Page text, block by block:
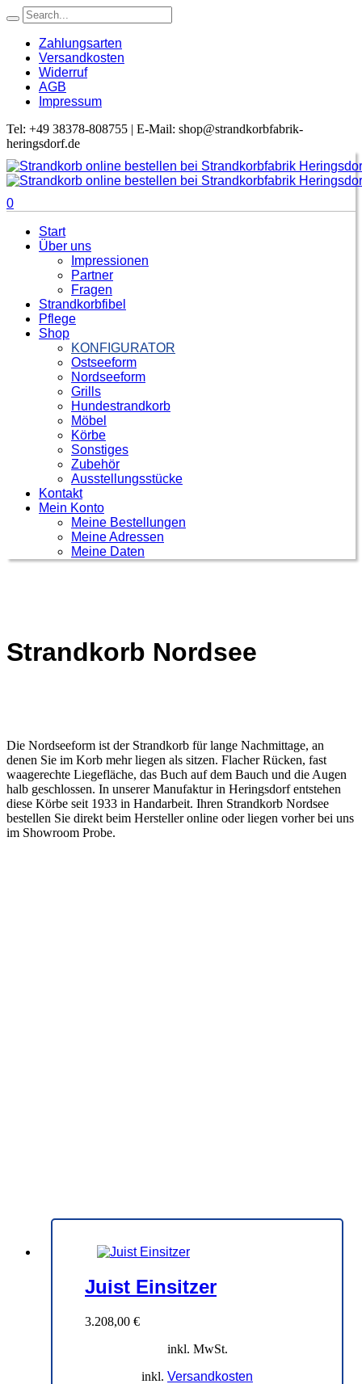
Zahlungsarten
Versandkosten
Widerruf
AGB
Impressum
Tel: +49 38378-808755 | E-Mail: shop@strandkorbfabrik-
heringsdorf.de
0
Start
Über uns
Impressionen
Partner
Fragen
Strandkorbfibel
Pflege
Shop
KONFIGURATOR
Ostseeform
Nordseeform
Grills
Hundestrandkorb
Möbel
Körbe
Sonstiges
Zubehör
Ausstellungsstücke
Kontakt
Mein Konto
Meine Bestellungen
Meine Adressen
Meine Daten
Strandkorb Nordsee
Die Nordseeform ist der Strandkorb für lange Nachmittage, an
denen Sie im Korb mehr liegen als sitzen. Flacher Rücken, fast
waagerechte Liegefläche, das Buch auf dem Bauch und die Augen
halb geschlossen. In unserer Manufaktur in Heringsdorf entstehen
diese Körbe seit 1933 in Handarbeit. Ihren Strandkorb Nordsee
bestellen Sie direkt beim Hersteller online oder liegen vorher bei uns
im Showroom Probe.
Juist Einsitzer
3.208,00 €
inkl. MwSt.
inkl. Versandkosten